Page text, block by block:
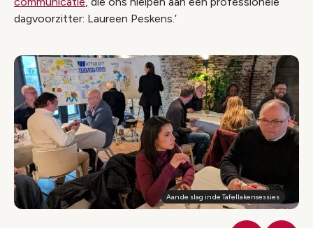
dagvoorzitter: Laureen Peskens.’
Aan de slag in de Tafellakensessies